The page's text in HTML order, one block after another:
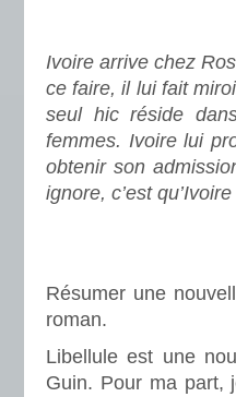
Ivoire arrive chez
ce faire, il lui fait
seul hic réside
femmes. Ivoire lui
obtenir son
ignore, c’est
Résumer une
roman.
Libellule est une
Guin. Pour ma part,